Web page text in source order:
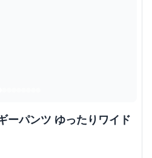
ーパンツ ゆったりワイド